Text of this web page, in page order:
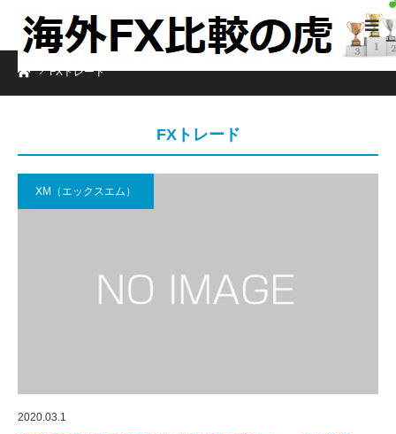
ホームFXトレード
FXトレード
XM（エックスエム）
2020.03.1